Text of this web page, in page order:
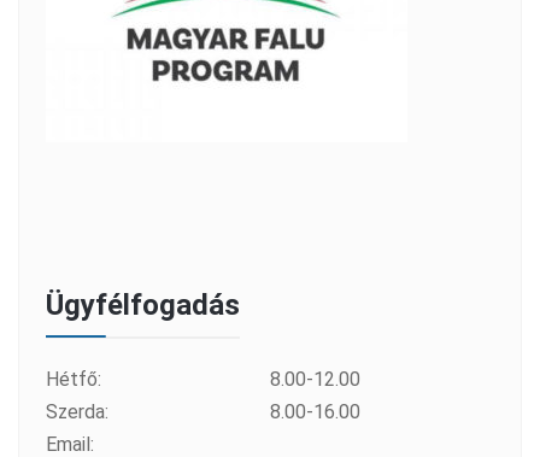
Ügyfélfogadás
Hétfő:
8.00-12.00
Szerda:
8.00-16.00
Email: